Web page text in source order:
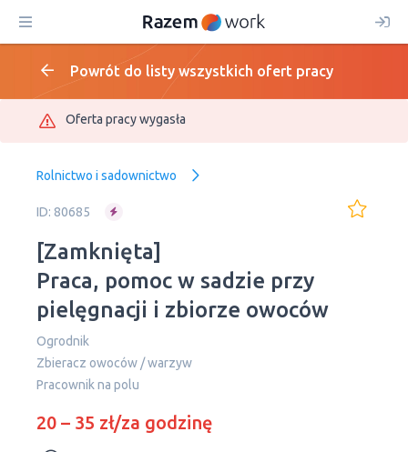
Powrót do listy wszystkich ofert pracy
Oferta pracy wygasła
Rolnictwo i sadownictwo
ID: 80685
[Zamknięta]
Praca, pomoc w sadzie przy
pielęgnacji i zbiorze owoców
Ogrodnik
Zbieracz owoców / warzyw
Pracownik na polu
20 – 35 zł/za godzinę